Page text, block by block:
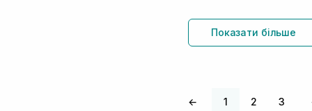
Показати більше
← 1 2 3